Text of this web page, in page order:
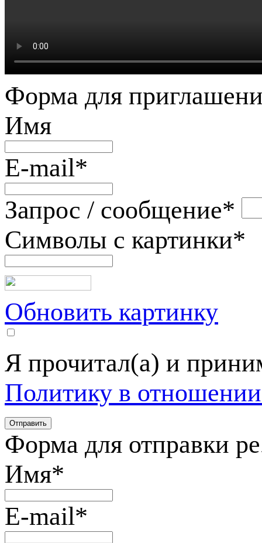
Форма для
Имя
E-mail*
Запрос / сообщение*
Символы с картинки*
Обновить картинку
Я прочитал(а) и
Политику в
Форма для отправки
Имя*
E-mail*